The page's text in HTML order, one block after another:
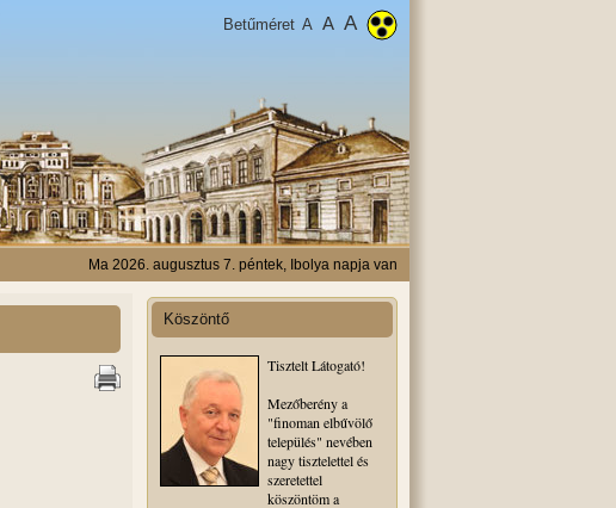
Betűméret A A A
Ma 2026. augusztus 7. péntek, Ibolya napja van
Köszöntő
Tisztelt Látogató!
Mezőberény a
"finoman elbűvölő
település" nevében
nagy tisztelettel és
szeretettel
köszöntöm a